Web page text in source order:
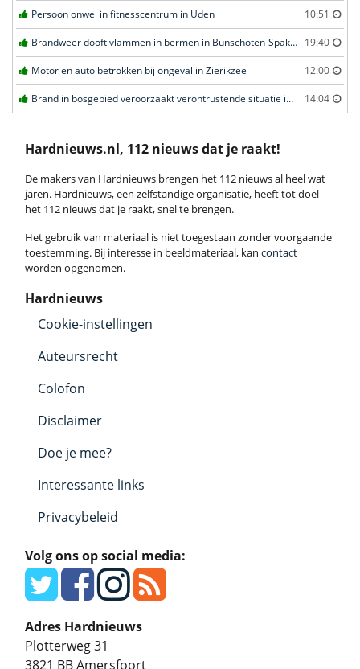
Persoon onwel in fitnesscentrum in Uden 10:51
Brandweer dooft vlammen in bermen in Bunschoten-Spakenburg 19:40
Motor en auto betrokken bij ongeval in Zierikzee 12:00
Brand in bosgebied veroorzaakt verontrustende situatie in Schaijk 14:04
Hardnieuws.nl, 112 nieuws dat je raakt!
De makers van Hardnieuws brengen het 112 nieuws al heel wat
jaren. Hardnieuws, een zelfstandige organisatie, heeft tot doel
het 112 nieuws dat je raakt, snel te brengen.
Het gebruik van materiaal is niet toegestaan zonder voorgaande
toestemming. Bij interesse in beeldmateriaal, kan contact
worden opgenomen.
Hardnieuws
Cookie-instellingen
Auteursrecht
Colofon
Disclaimer
Doe je mee?
Interessante links
Privacybeleid
Volg ons op social media:
Adres Hardnieuws
Plotterweg 31
3821 BBAmersfoort